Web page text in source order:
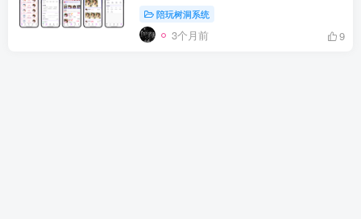
陪玩树洞系统
3个月前 9